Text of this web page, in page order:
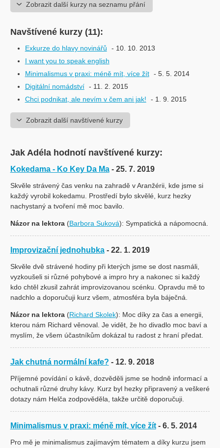
Zobrazit další kurzy na seznamu přání
Navštívené kurzy (11):
Exkurze do hlavy novinářů
- 10. 10. 2013
I want you to speak english
Minimalismus v praxi: méně mít, více žít - 5. 5. 2014
Digitální nomádství - 11. 2. 2015
Chci podnikat, ale nevím v čem ani jak!
- 1. 9. 2015
Zobrazit další navštívené kurzy
Jak Adéla hodnotí navštívené kurzy:
Kokedama - Ko Key Da Ma - 25. 7. 2019
Skvěle strávený čas venku na zahradě v Aranžérii, kde jsme si
každý vyrobil kokedamu. Prostředí bylo skvělé, kurz hezky
nachystaný a tvoření mě moc bavilo.
Názor na lektora(Barbora Suková): Sympatická a nápomocná.
Improvizační jednohubka - 22. 1. 2019
Skvěle dvě strávené hodiny při kterých jsme se dost nasmáli,
vyzkoušeli si různé pohybové a impro hry a nakonec si každý
kdo chtěl zkusil zahrát improvizovanou scénku. Opravdu mě to
nadchlo a doporučuji kurz všem, atmosféra byla báječná.
Názor na lektora(Richard Skolek): Moc díky za čas a energii,
kterou nám Richard věnoval. Je vidět, že ho divadlo moc baví a
myslím, že všem účastníkům dokázal tu radost z hraní předat.
Jak chutná normální kafe? - 12. 9. 2018
Příjemné povídání o kávě, dozvěděli jsme se hodně informací a
ochutnali různé druhy kávy. Kurz byl hezky připravený a veškeré
dotazy nám Helča zodpověděla, takže určitě doporučuji.
Minimalismus v praxi: méně mít, více žít - 6. 5. 2014
Pro mě je minimalismus zajímavým tématem a díky kurzu jsem